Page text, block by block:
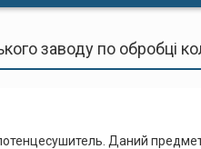
заводу по обробці
Даний